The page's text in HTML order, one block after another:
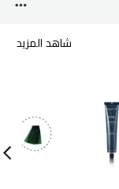
شاهد المزيد